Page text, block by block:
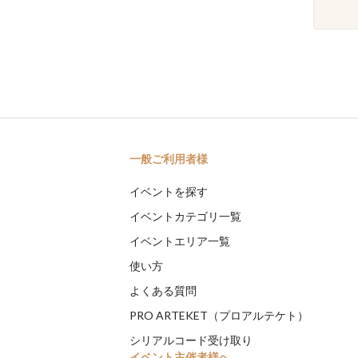
一般ご利用者様
イベントを探す
イベントカテゴリ一覧
イベントエリア一覧
使い方
よくある質問
PRO ARTEKET（プロアルテケト）
シリアルコード受け取り